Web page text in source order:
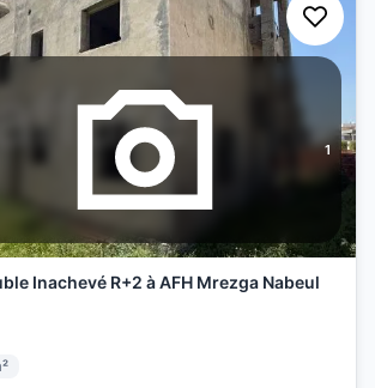
1
Inachevé R+2 à AFH Mrezga Nabeul